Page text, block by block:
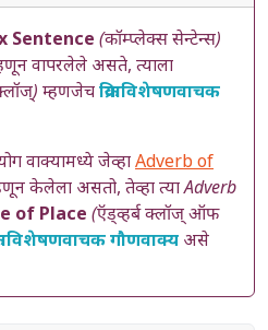
Sentence (कॉम्प्लेक्स सेन्टेन्स)
वापरलेले असते, त्याला
म्हणजेचक्रियाविशेषणवाचक
वाक्यामध्ये जेव्हाAdverb of
केलेला असतो, तेव्हा त्याAdverb
of Place (ऍड्व्हर्ब क्लॉज् ऑफ
गौणवाक्य असे